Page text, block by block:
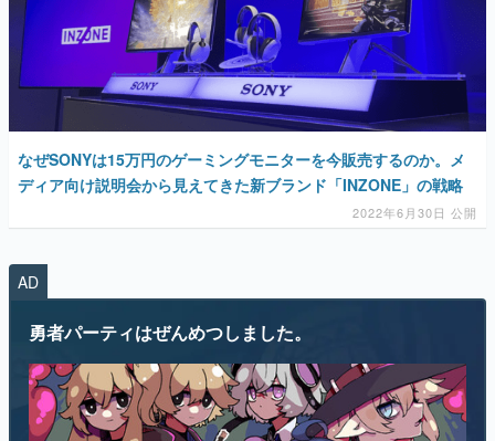
なぜSONYは15万円のゲーミングモニターを今販売するのか。メ
ディア向け説明会から見えてきた新ブランド「INZONE」の戦略
2022年6月30日 公開
AD
勇者パーティはぜんめつしました。